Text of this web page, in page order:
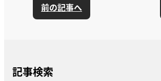
前の記事へ
記事検索